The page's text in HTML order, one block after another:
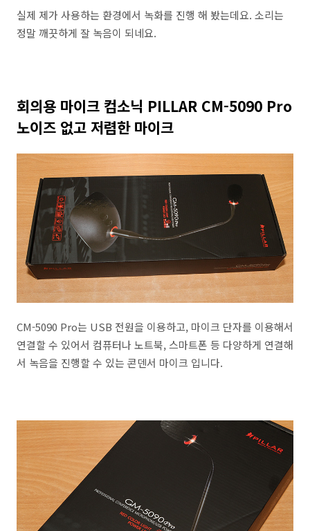
실제 제가 사용하는 환경에서 녹화를 진행 해 봤는데요. 소리는
정말 깨끗하게 잘 녹음이 되네요.
회의용 마이크 컴소닉 PILLAR CM-5090 Pro
노이즈 없고 저렴한 마이크
CM-5090 Pro는 USB 전원을 이용하고, 마이크 단자를 이용해서
연결할 수 있어서 컴퓨터나 노트북, 스마트폰 등 다양하게 연결해
서 녹음을 진행할 수 있는 콘덴서 마이크 입니다.